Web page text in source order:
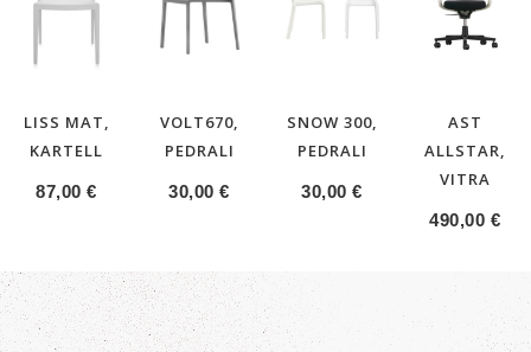
LISS MAT,
KARTELL
87,00€
VOLT670,
PEDRALI
30,00€
SNOW 300,
PEDRALI
30,00€
AST
ALLSTAR,
VITRA
490,00 €